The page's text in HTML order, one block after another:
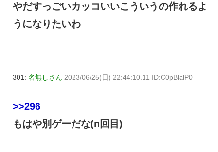
やだすっごいカッコいいこういうの作れるよ
うになりたいわ
301: 名無しさん 2023/06/25(日) 22:44:10.11 ID:C0pBlalP0
>>296
もはや別ゲーだな(n回目)